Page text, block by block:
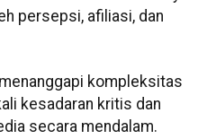
persepsi, afiliasi, dan
kompleksitas
kesadaran kritis dan
secara mendalam.